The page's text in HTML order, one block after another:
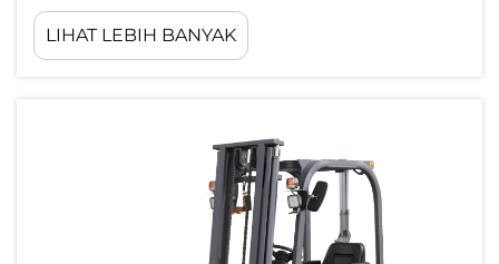
serba cepat, forklift jauh lebih dari sekadar
peralatan mesin; forklift merupakan jantung
operasi gudang Anda. Memilih pemasok
LIHAT LEBIH BANYAK